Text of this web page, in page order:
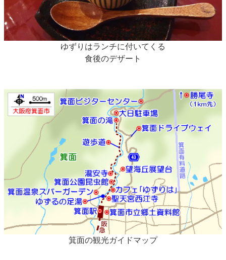
ゆずりはランチに付いてくる
食後のデザート
箕面の観光ガイドマップ